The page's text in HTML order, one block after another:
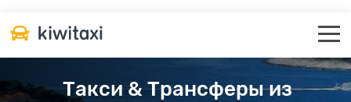
Такси & Трансферы из